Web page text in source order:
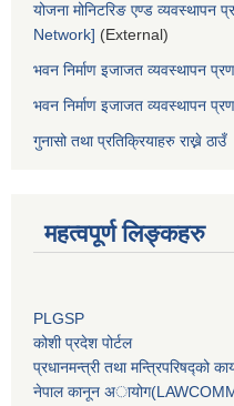
योजना मोनिटरिङ एण्ड व्यवस्थापन
Network] (External)
भवन निर्माण इजाजत व्यवस्थापन
भवन निर्माण इजाजत व्यवस्थापन
गुनासो तथा प्रतिक्रियाहरु राख्ने ठाउँ
महत्वपूर्ण लिङ्कहरु
PLGSP
कोशी प्रदेश पोर्टल
प्रधानमन्‍त्री तथा मन्‍त्रिपरिषद्को
नेपाल कानून